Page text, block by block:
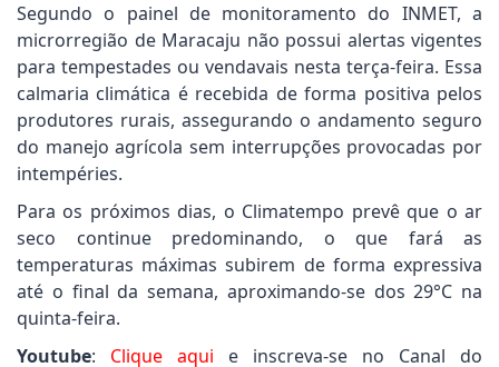
Segundo o painel de monitoramento do INMET, a
microrregião de Maracaju não possui alertas vigentes
para tempestades ou vendavais nesta terça-feira. Essa
calmaria climática é recebida de forma positiva pelos
produtores rurais, assegurando o andamento seguro
do manejo agrícola sem interrupções provocadas por
intempéries.
Para os próximos dias, o Climatempo prevê que o ar
seco continue predominando, o que fará as
temperaturas máximas subirem de forma expressiva
até o final da semana, aproximando-se dos 29°C na
quinta-feira.
Youtube: Clique aqui e inscreva-se no Canal do